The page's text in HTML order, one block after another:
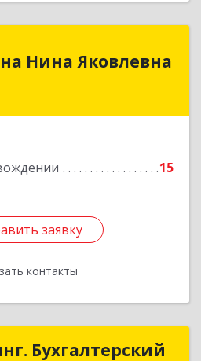
Нина Яковлевна
15
заявку
контакты
обл, Медногорск г,
заявку
Назад
Бухгалтерский
Бухгалтерский